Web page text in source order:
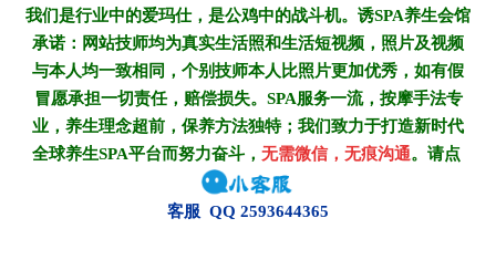
我们是行业中的爱玛仕，是公鸡中的战斗机。诱SPA养生会馆
承诺：网站技师均为真实生活照和生活短视频，照片及视频
与本人均一致相同，个别技师本人比照片更加优秀，如有假
冒愿承担一切责任，赔偿损失。SPA服务一流，按摩手法专
业，养生理念超前，保养方法独特；我们致力于打造新时代
全球养生SPA平台而努力奋斗， 无需微信，无痕沟通。请点
客服 QQ 2593644365